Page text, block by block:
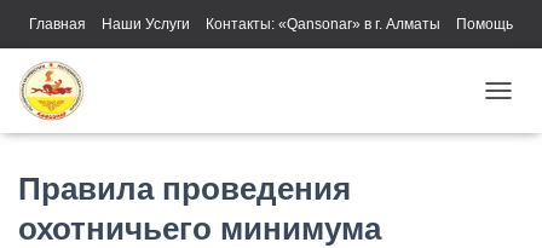
Главная Наши Услуги Контакты: «Qansonar» в г. Алматы Помощь
Правила проведения
охотничьего минимума